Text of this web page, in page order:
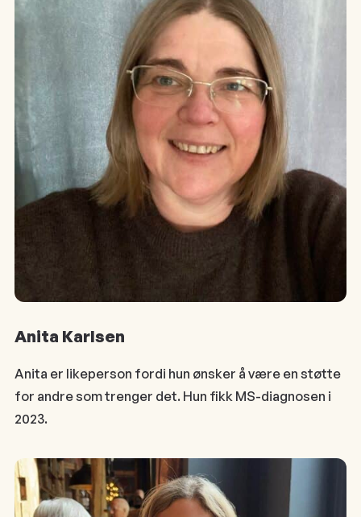
Anita Karlsen
Anita er likeperson fordi hun ønsker å være en støtte
for andre som trenger det. Hun fikk MS-diagnosen i
2023.